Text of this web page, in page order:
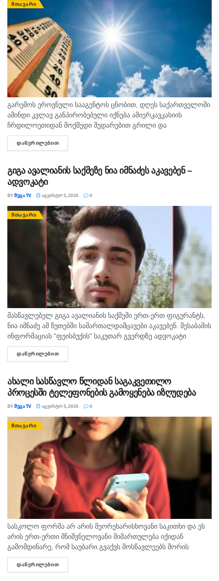
ᲛᲗᲐᲕᲐᲠᲘ
გარემოს ეროვნული სააგენტოს ცნობით, დღეს საქართველოში
ამინდი კვლავ განპირობებული იქნება ამიერკავკასიის
ჩრდილოეთიდან მოქმედი შედარებით გრილი და
სამხრეთიდან გავრცელებული ცხელი ჰაერის მასების
ურთიერთქმედებით. საქართველოში მოსალოდნელია:
ზოგან ხანმოკლე...
ᲓᲐᲬᲕᲠᲘᲚᲔᲑᲘᲗ
გიგა ავალიანის საქმეზე ნია იმნაძეს აკავებენ –
ადვოკატი
BYᲛᲔᲒᲐ TV ᲐᲒᲕᲘᲡᲢᲝ 5, 2026 0
ᲛᲗᲐᲕᲐᲠᲘ
მასწავლებელ გიგა ავალიანის საქმეში ერთ-ერთ ფიგურანტს,
ნია იმნაძე ამ წუთებში სამართალდამცავები აკავებენ. შესაბამის
ინფორმაციას "ფეისბუქის" საკუთარ გვერდზე ადვოკატი
გიორგი ლეკვიშვილი ავრცელებს.
ᲓᲐᲬᲕᲠᲘᲚᲔᲑᲘᲗ
ახალი სასწავლო წლიდან საგაკვეთილო
პროცესში ტელეფონების გამოყენება იზღუდება
BYᲛᲔᲒᲐ TV ᲐᲒᲕᲘᲡᲢᲝ 5, 2026 0
ᲛᲗᲐᲕᲐᲠᲘ
სასკოლო ფორმა არ არის მეორეხარისხოვანი საკითხი და ეს
არის ერთ-ერთი მნიშვნელოვანი მიმართულება იქიდან
გამომდინარე, რომ საუბარი გვაქვს მოსწავლეებს შორის
თანასწორობაზე, უსაფრთხო გარემოს უზრუნველყოფასა და
სწავლის ხარისხის ამაღლების ხელშეწყობაზე, ეს მსოფლიო
ᲓᲐᲬᲕᲠᲘᲚᲔᲑᲘᲗ